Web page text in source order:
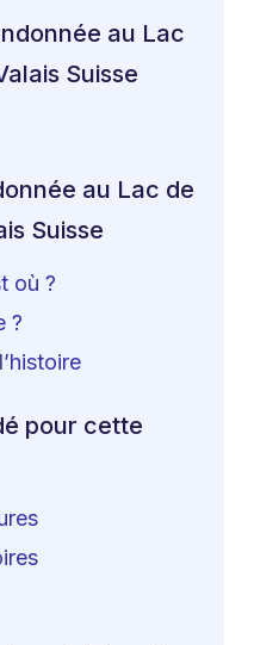
au Lac
Suisse
au Lac de
Suisse
où ?
?
pour cette